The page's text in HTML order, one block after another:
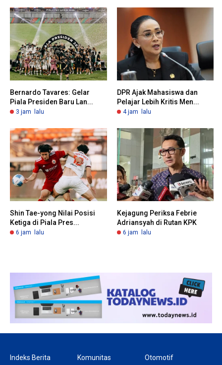
Bernardo Tavares: Gelar
Piala Presiden Baru Lan...
3 jam lalu
DPR Ajak Mahasiswa dan
Pelajar Lebih Kritis Men...
4 jam lalu
Shin Tae-yong Nilai Posisi
Ketiga di Piala Pres...
6 jam lalu
Kejagung Periksa Febrie
Adriansyah di Rutan KPK
6 jam lalu
Indeks Berita
Komunitas
Otomotif